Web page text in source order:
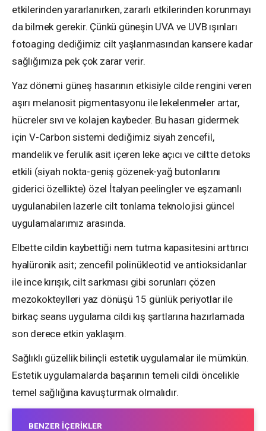
etkilerinden yararlanırken, zararlı etkilerinden korunmayı
da bilmek gerekir. Çünkü güneşin UVA ve UVB ışınları
fotoaging dediğimiz cilt yaşlanmasından kansere kadar
sağlığımıza pek çok zarar verir.
Yaz dönemi güneş hasarının etkisiyle cilde rengini veren
aşırı melanosit pigmentasyonu ile lekelenmeler artar,
hücreler sıvı ve kolajen kaybeder. Bu hasarı gidermek
için V-Carbon sistemi dediğimiz siyah zencefil,
mandelik ve ferulik asit içeren leke açıcı ve ciltte detoks
etkili (siyah nokta-geniş gözenek-yağ butonlarını
giderici özellikte) özel İtalyan peelingler ve eşzamanlı
uygulanabilen lazerle cilt tonlama teknolojisi güncel
uygulamalarımız arasında.
Elbette cildin kaybettiği nem tutma kapasitesini arttırıcı
hyalüronik asit; zencefil polinükleotid ve antioksidanlar
ile ince kırışık, cilt sarkması gibi sorunları çözen
mezokokteylleri yaz dönüşü 15 günlük periyotlar ile
birkaç seans uygulama cildi kış şartlarına hazırlamada
son derece etkin yaklaşım.
Sağlıklı güzellik bilinçli estetik uygulamalar ile mümkün.
Estetik uygulamalarda başarının temeli cildi öncelikle
temel sağlığına kavuşturmak olmalıdır.
BENZER İÇERIKLER